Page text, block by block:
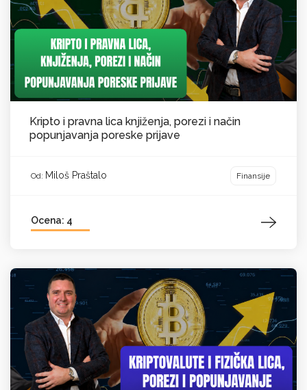
Kripto i pravna lica knjiženja, porezi i način
popunjavanja poreske prijave
Od: Miloš Praštalo Finansije
Ocena: 4